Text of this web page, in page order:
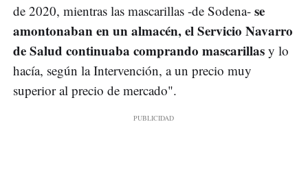
de 2020, mientras las mascarillas -de Sodena- se
amontonaban en un almacén, el Servicio Navarro
de Salud continuaba comprando mascarillas y lo
hacía, según la Intervención, a un precio muy
superior al precio de mercado".